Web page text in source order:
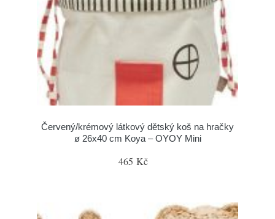
Červený/krémový látkový dětský koš na hračky
ø 26x40 cm Koya – OYOY Mini
465 Kč